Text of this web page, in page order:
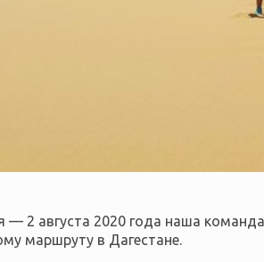
— 2 августа 2020 года наша
маршруту в Дагестане.